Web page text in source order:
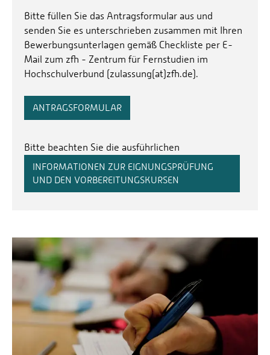
Bitte füllen Sie das Antragsformular aus und
senden Sie es unterschrieben zusammen mit Ihren
Bewerbungsunterlagen gemäß Checkliste per E-
Mail zum zfh - Zentrum für Fernstudien im
Hochschulverbund (zulassung(at)zfh.de).
ANTRAGSFORMULAR
Bitte beachten Sie die ausführlichen
INFORMATIONEN ZUR EIGNUNGSPRÜFUNG
UND DEN VORBEREITUNGSKURSEN